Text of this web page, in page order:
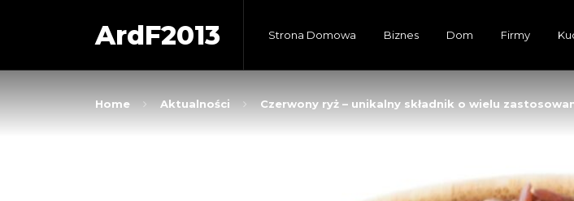
ArdF2013 Strona Domowa Biznes Dom Firmy
Home Aktualności Czerwony ryż – unikalny składnik o wielu